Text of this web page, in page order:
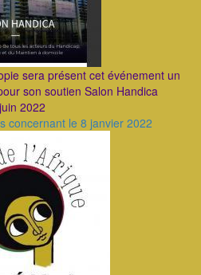
sera présent cet événement un
son soutien Salon Handica
2022
concernant le 8 janvier 2022